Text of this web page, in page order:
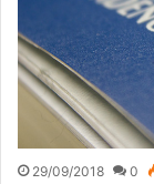
29/09/2018 0